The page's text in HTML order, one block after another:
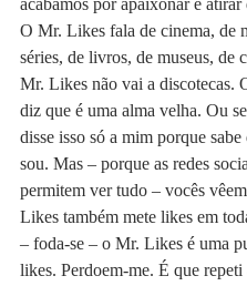
acabamos por apaixonar e atirar
O Mr. Likes fala de cinema, de
séries, de livros, de museus, de
Mr. Likes não vai a discotecas.
diz que é uma alma velha. Ou
disse isso só a mim porque sabe
sou. Mas – porque as redes
permitem ver tudo – vocês
Likes também mete likes em
– foda-se – o Mr. Likes é uma
likes. Perdoem-me. É que repeti